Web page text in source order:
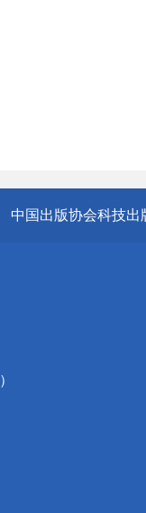
中国出版协会科技出